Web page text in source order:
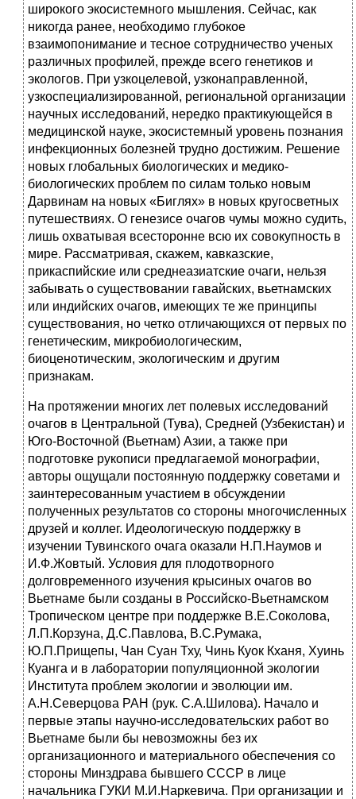
широкого экосистемного мышления. Сейчас, как
никогда ранее, необходимо глубокое
взаимопонимание и тесное сотрудничество ученых
различных профилей, прежде всего генетиков и
экологов. При узкоцелевой, узконаправленной,
узкоспециализированной, региональной организации
научных исследований, нередко практикующейся в
медицинской науке, экосистемный уровень познания
инфекционных болезней трудно достижим. Решение
новых глобальных биологических и медико-
биологических проблем по силам только новым
Дарвинам на новых «Биглях» в новых кругосветных
путешествиях. О генезисе очагов чумы можно судить,
лишь охватывая всесторонне всю их совокупность в
мире. Рассматривая, скажем, кавказские,
прикаспийские или среднеазиатские очаги, нельзя
забывать о существовании гавайских, вьетнамских
или индийских очагов, имеющих те же принципы
существования, но четко отличающихся от первых по
генетическим, микробиологическим,
биоценотическим, экологическим и другим
признакам.
На протяжении многих лет полевых исследований
очагов в Центральной (Тува), Средней (Узбекистан) и
Юго-Восточной (Вьетнам) Азии, а также при
подготовке рукописи предлагаемой монографии,
авторы ощущали постоянную поддержку советами и
заинтересованным участием в обсуждении
полученных результатов со стороны многочисленных
друзей и коллег. Идеологическую поддержку в
изучении Тувинского очага оказали Н.П.Наумов и
И.Ф.Жовтый. Условия для плодотворного
долговременного изучения крысиных очагов во
Вьетнаме были созданы в Российско-Вьетнамском
Тропическом центре при поддержке В.Е.Соколова,
Л.П.Корзуна, Д.С.Павлова, В.С.Румака,
Ю.П.Прищепы, Чан Суан Тху, Чинь Куок Кханя, Хуинь
Куанга и в лаборатории популяционной экологии
Института проблем экологии и эволюции им.
А.Н.Северцова РАН (рук. С.А.Шилова). Начало и
первые этапы научно-исследовательских работ во
Вьетнаме были бы невозможны без их
организационного и материального обеспечения со
стороны Минздрава бывшего СССР в лице
начальника ГУКИ М.И.Наркевича. При организации и